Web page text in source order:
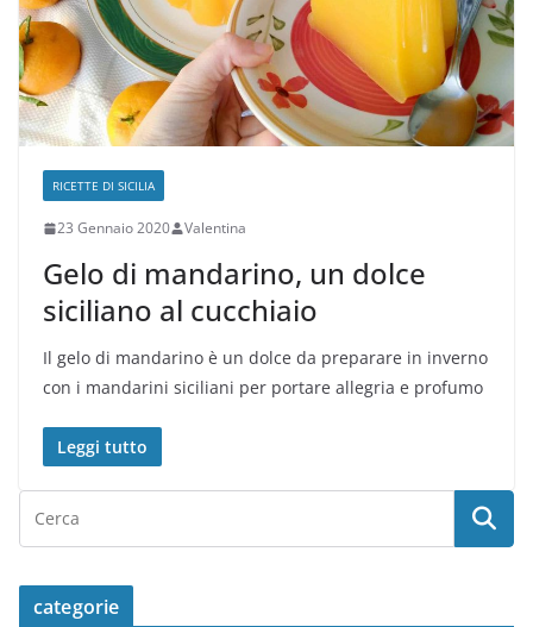
RICETTE DI SICILIA
23 Gennaio 2020 Valentina
Gelo di mandarino, un dolce
siciliano al cucchiaio
Il gelo di mandarino è un dolce da preparare in inverno
con i mandarini siciliani per portare allegria e profumo
Leggi tutto
categorie